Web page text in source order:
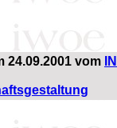
24.09.2001 vom